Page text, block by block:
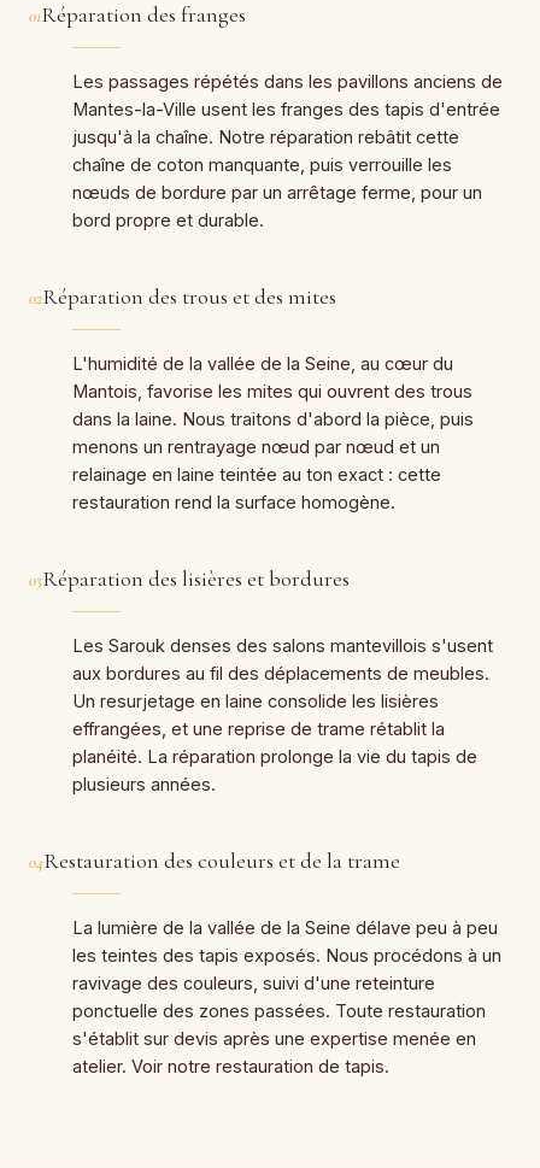
01Réparation des franges
Les passages répétés dans les pavillons anciens de
Mantes-la-Ville usent les franges des tapis d'entrée
jusqu'à la chaîne. Notre réparation rebâtit cette
chaîne de coton manquante, puis verrouille les
nœuds de bordure par un arrêtage ferme, pour un
bord propre et durable.
02Réparation des trous et des mites
L'humidité de la vallée de la Seine, au cœur du
Mantois, favorise les mites qui ouvrent des trous
dans la laine. Nous traitons d'abord la pièce, puis
menons un rentrayage nœud par nœud et un
relainage en laine teintée au ton exact : cette
restauration rend la surface homogène.
03Réparation des lisières et bordures
Les Sarouk denses des salons mantevillois s'usent
aux bordures au fil des déplacements de meubles.
Un resurjetage en laine consolide les lisières
effrangées, et une reprise de trame rétablit la
planéité. La réparation prolonge la vie du tapis de
plusieurs années.
04Restauration des couleurs et de la trame
La lumière de la vallée de la Seine délave peu à peu
les teintes des tapis exposés. Nous procédons à un
ravivage des couleurs, suivi d'une reteinture
ponctuelle des zones passées. Toute restauration
s'établit sur devis après une expertise menée en
atelier. Voir notre restauration de tapis.